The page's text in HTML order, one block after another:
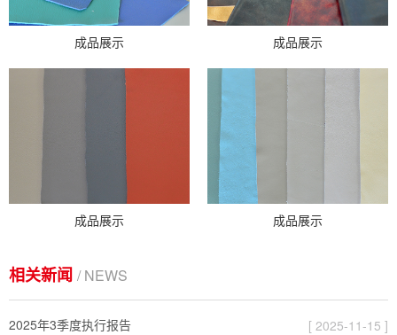
成品展示 成品展示
成品展示 成品展示
相关新闻 / NEWS
2025年3季度执行报告
[ 2025-11-15 ]